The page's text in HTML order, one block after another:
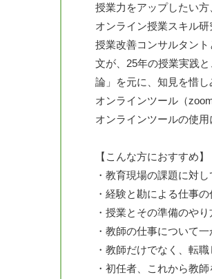
授業力をアップしたい
オンライン授業スキル研
授業改善コンサルタン
文が、25年の授業実践
論」を元に、知見を惜
オンラインツール（
オンラインツールの使
【こんな方におすすめ】
・教育現場の課題に対
・経験と勘による仕事の
・授業とその準備のや
・教師の仕事について
・教師だけでなく、転
・初任者、これから教